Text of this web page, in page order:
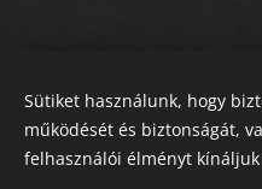
Sütiket használunk, hogy
működését és biztonságát,
felhasználói élményt kínáljuk